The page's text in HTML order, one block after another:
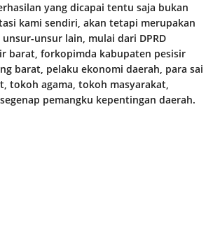
yang dicapai tentu saja bukan
kami sendiri, akan tetapi merupakan
unsur lain, mulai dari DPRD
barat, forkopimda kabupaten pesisir
barat, pelaku ekonomi daerah, para sai
tokoh agama, tokoh masyarakat,
pemangku kepentingan daerah.